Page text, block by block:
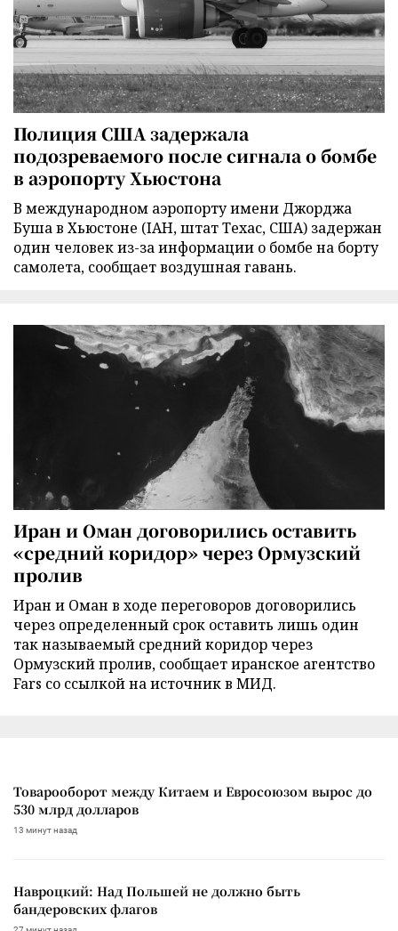
Полиция США задержала
подозреваемого после сигнала о бомбе
в аэропорту Хьюстона
В международном аэропорту имени Джорджа
Буша в Хьюстоне (IAH, штат Техас, США) задержан
один человек из-за информации о бомбе на борту
самолета, сообщает воздушная гавань.
Иран и Оман договорились оставить
«средний коридор» через Ормузский
пролив
Иран и Оман в ходе переговоров договорились
через определенный срок оставить лишь один
так называемый средний коридор через
Ормузский пролив, сообщает иранское агентство
Fars со ссылкой на источник в МИД.
Товарооборот между Китаем и Евросоюзом вырос до
530 млрд долларов
13 минут назад
Навроцкий: Над Польшей не должно быть
бандеровских флагов